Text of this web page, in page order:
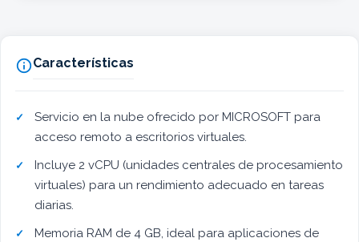
Características
Servicio en la nube ofrecido por MICROSOFT para
acceso remoto a escritorios virtuales.
Incluye 2 vCPU (unidades centrales de procesamiento
virtuales) para un rendimiento adecuado en tareas
diarias.
Memoria RAM de 4 GB, ideal para aplicaciones de